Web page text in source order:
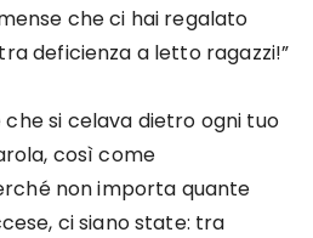
che ci hai regalato
deficienza a letto ragazzi!”
si celava dietro ogni tuo
così come
non importa quante
ci siano state: tra